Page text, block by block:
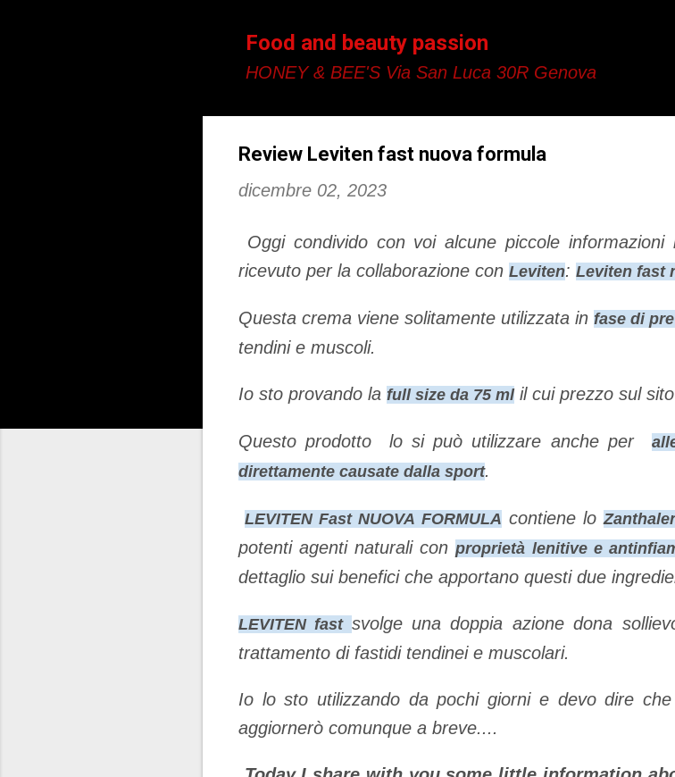
Food and beauty passion
HONEY & BEE'S Via San Luca 30R Genova
Review Leviten fast nuova formula
dicembre 02, 2023
Oggi condivido con voi alcune piccole
ricevuto per la collaborazione con Leviten: Leviten fast
Questa crema viene solitamente utilizzata in fase di
tendini e muscoli.
Io sto provando la full size da 75 mlil cui prezzo sul
Questo prodotto lo si può utilizzare anche per
direttamente causate dalla sport.
LEVITEN Fast NUOVA FORMULA contiene lo
potenti agenti naturali conproprietà lenitive e
dettaglio sui benefici che apportano questi due
LEVITEN fast svolge una doppia azione dona
trattamento di fastidi tendinei e muscolari.
Io lo sto utilizzando da pochi giorni e devo dire
aggiornerò comunque a breve....